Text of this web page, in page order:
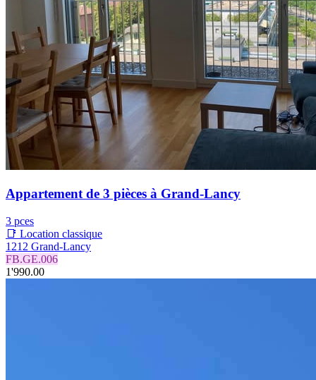
Appartement de 3 pièces à Grand-Lancy
3 pces
📑 Location classique
1212 Grand-Lancy
FB.GE.006
1'990.00